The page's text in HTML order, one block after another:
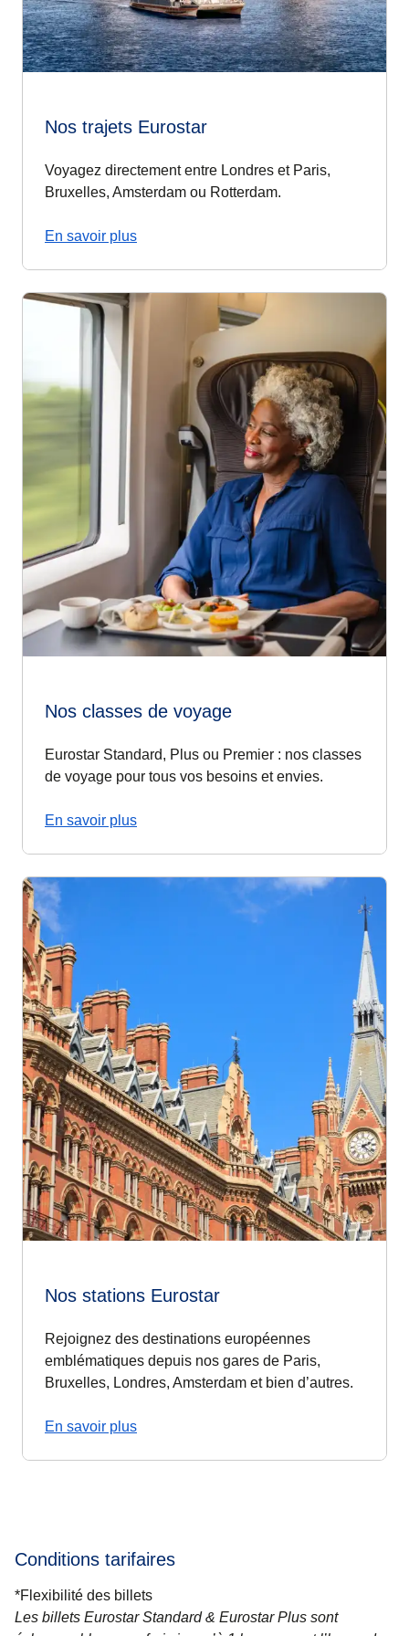
Nos trajets Eurostar
Voyagez directement entre Londres et Paris,
Bruxelles, Amsterdam ou Rotterdam.
En savoir plus
Nos classes de voyage
Eurostar Standard, Plus ou Premier : nos classes
de voyage pour tous vos besoins et envies.
En savoir plus
Nos stations Eurostar
Rejoignez des destinations européennes
emblématiques depuis nos gares de Paris,
Bruxelles, Londres, Amsterdam et bien d’autres.
En savoir plus
Conditions tarifaires
*Flexibilité des billets
Les billets Eurostar Standard & Eurostar Plus sont